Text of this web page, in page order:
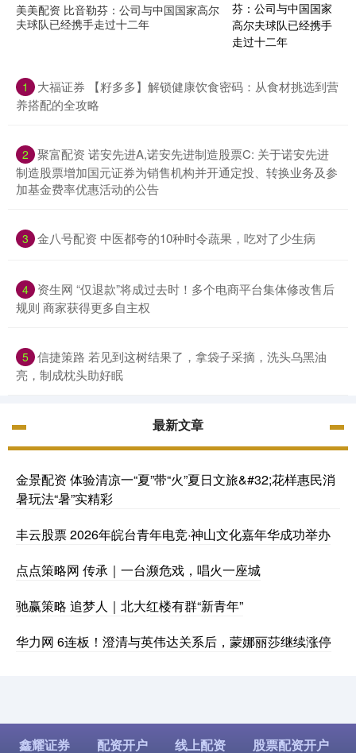
美美配资 比音勒芬：公司与中国国家高尔
夫球队已经携手走过十二年
1
大福证券 【籽多多】解锁健康饮食密码：从食材挑选到营
养搭配的全攻略
2 聚富配资 诺安先进A,诺安先进制造股票C: 关于诺安先进
制造股票增加国元证券为销售机构并开通定投、转换业务及参
加基金费率优惠活动的公告
3 金八号配资 中医都夸的10种时令蔬果，吃对了少生病
4 资生网 “仅退款”将成过去时！多个电商平台集体修改售后
规则 商家获得更多自主权
5 信捷策路 若见到这树结果了，拿袋子采摘，洗头乌黑油
亮，制成枕头助好眠
最新文章
金景配资 体验清凉一“夏”带“火”夏日文旅&#32;花样惠民消
暑玩法“暑”实精彩
丰云股票 2026年皖台青年电竞·神山文化嘉年华成功举办
点点策略网 传承｜一台濒危戏，唱火一座城
驰赢策略 追梦人｜北大红楼有群“新青年”
华力网 6连板！澄清与英伟达关系后，蒙娜丽莎继续涨停
鑫耀证券 配资开户 线上配资 股票配资开户